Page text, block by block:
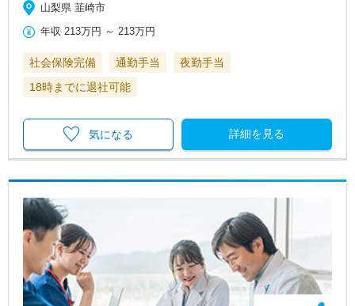
山梨県 韮崎市
年収 213万円 ～ 213万円
社会保険完備 通勤手当
夜勤手当
18時までに退社可能
詳細を見る
気になる